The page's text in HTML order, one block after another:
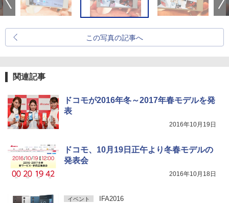
この写真の記事へ
関連記事
ドコモが2016年冬～2017年春モデルを発
表
2016年10月19日
ドコモ、10月19日正午より冬春モデルの
発表会
2016年10月18日
イベント IFA2016